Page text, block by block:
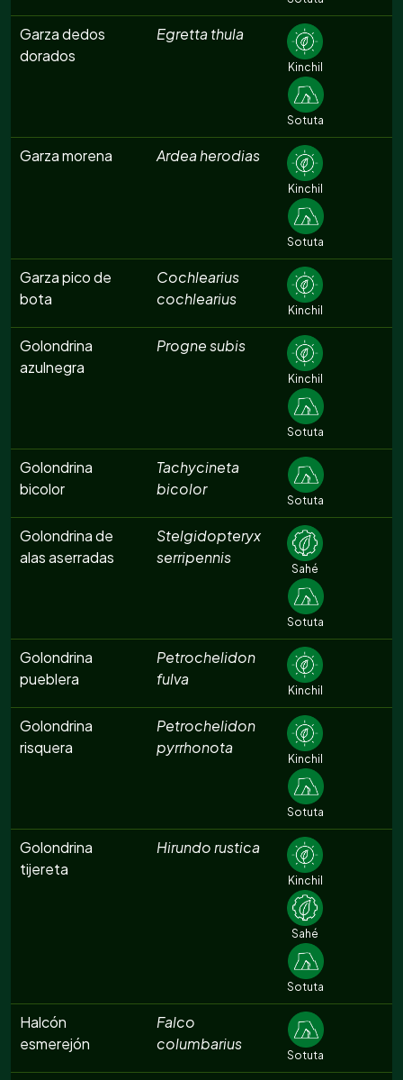
Garza dedos
dorados
Egretta thula
Kinchil
Sotuta
Garza morena Ardea herodias
Kinchil
Sotuta
Garza pico de
bota
Cochlearius
cochlearius
Kinchil
Golondrina
azulnegra
Progne subis
Kinchil
Sotuta
Golondrina
bicolor
Tachycineta
bicolor
Sotuta
Golondrina de
alas aserradas
Stelgidopteryx
serripennis
Sahé
Sotuta
Golondrina
pueblera
Petrochelidon
fulva
Kinchil
Golondrina
risquera
Petrochelidon
pyrrhonota
Kinchil
Sotuta
Golondrina
tijereta
Hirundo rustica
Kinchil
Sahé
Sotuta
Halcón
esmerejón
Falco
columbarius
Sotuta